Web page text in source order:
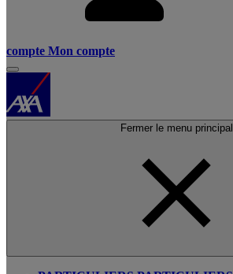
compte Mon compte
Fermer le menu principal